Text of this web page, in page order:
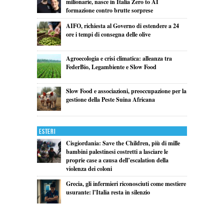
milionarie, nasce in Italia Zero to AI
formazione contro brutte sorprese
AIFO, richiesta al Governo di estendere a 24
ore i tempi di consegna delle olive
Agroecologia e crisi climatica: alleanza tra
FederBio, Legambiente e Slow Food
Slow Food e associazioni, preoccupazione per la
gestione della Peste Suina Africana
Esteri
Cisgiordania: Save the Children, più di mille
bambini palestinesi costretti a lasciare le
proprie case a causa dell’escalation della
violenza dei coloni
Grecia, gli infermieri riconosciuti come mestiere
usurante: l’Italia resta in silenzio